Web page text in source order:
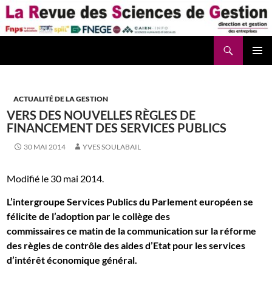
Aller
au
contenu
ACTUALITÉ DE LA GESTION
VERS DES NOUVELLES RÈGLES DE
FINANCEMENT DES SERVICES PUBLICS
30 MAI 2014 YVES SOULABAIL
Modifié le 30 mai 2014.
L’intergroupe Services Publics du Parlement européen se
félicite de l’adoption par le collège des
commissaires ce matin de la communication sur la réforme
des règles de contrôle des aides d’Etat pour les services
d’intérêt économique général.